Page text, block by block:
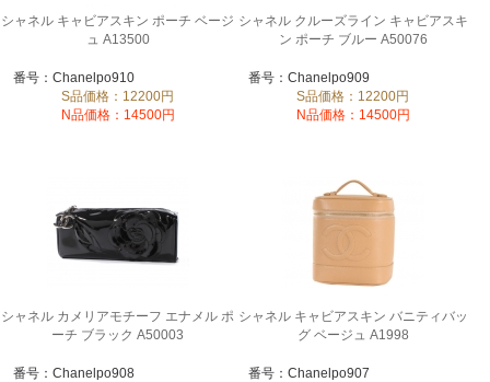
シャネル キャビアスキン ポーチ ベージ
ュ A13500
番号：Chanelpo910
S品価格：12200円
N品価格：14500円
シャネル クルーズライン キャビアスキ
ン ポーチ ブルー A50076
番号：Chanelpo909
S品価格：12200円
N品価格：14500円
シャネル カメリアモチーフ エナメル ポ
ーチ ブラック A50003
番号：Chanelpo908
シャネル キャビアスキン バニティバッ
グ ベージュ A1998
番号：Chanelpo907